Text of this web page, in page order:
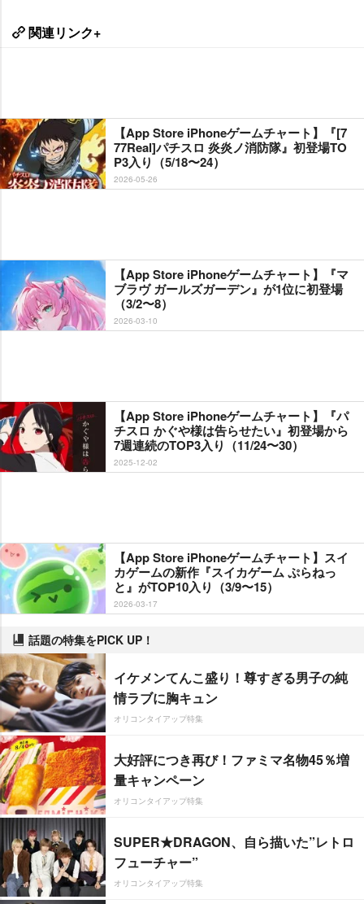
関連リンク+
【App Store iPhoneゲームチャート】『[7
77Real]パチスロ 炎炎ノ消防隊』初登場TO
P3入り（5/18〜24）
2026-05-26
【App Store iPhoneゲームチャート】『マ
ブラヴ ガールズガーデン』が1位に初登場
（3/2〜8）
2026-03-10
【App Store iPhoneゲームチャート】『パ
チスロ かぐや様は告らせたい』初登場から
7週連続のTOP3入り（11/24〜30）
2025-12-02
【App Store iPhoneゲームチャート】スイ
カゲームの新作『スイカゲーム ぷらねっ
と』がTOP10入り（3/9〜15）
2026-03-17
話題の特集をPICK UP！
イケメンてんこ盛り！尊すぎる男子の純
情ラブに胸キュン
オリコンタイアップ特集
大好評につき再び！ファミマ名物45％増
量キャンペーン
オリコンタイアップ特集
SUPER★DRAGON、自ら描いた”レトロ
フューチャー”
オリコンタイアップ特集